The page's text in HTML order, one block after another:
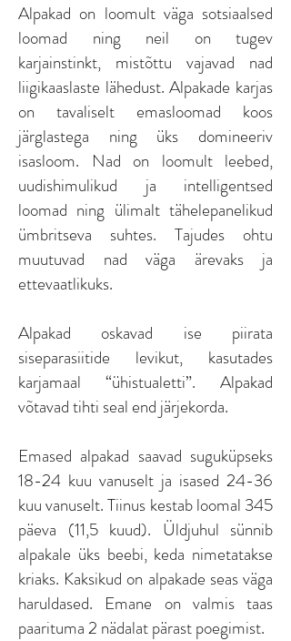
Alpakad on loomult väga sotsiaalsed
loomad ning neil on tugev
karjainstinkt, mistõttu vajavad nad
liigikaaslaste lähedust. Alpakade karjas
on tavaliselt emasloomad koos
järglastega ning üks domineeriv
isasloom. Nad on loomult leebed,
uudishimulikud ja intelligentsed
loomad ning ülimalt tähelepanelikud
ümbritseva suhtes. Tajudes ohtu
muutuvad nad väga ärevaks ja
ettevaatlikuks.
Alpakad oskavad ise piirata
siseparasiitide levikut, kasutades
karjamaal “ühistualetti”. Alpakad
võtavad tihti seal end järjekorda.
Emased alpakad saavad suguküpseks
18-24 kuu vanuselt ja isased 24-36
kuu vanuselt. Tiinus kestab loomal 345
päeva (11,5 kuud). Üldjuhul sünnib
alpakale üks beebi, keda nimetatakse
kriaks. Kaksikud on alpakade seas väga
haruldased. Emane on valmis taas
paarituma 2 nädalat pärast poegimist.